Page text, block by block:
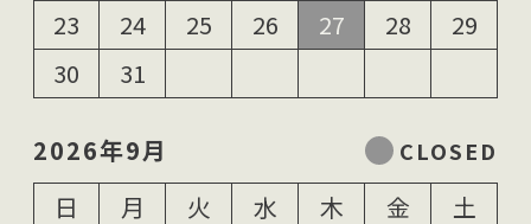
23
24 25 26 27 28
29
30
31
2026年9月
日
月 火 水 木 金
土